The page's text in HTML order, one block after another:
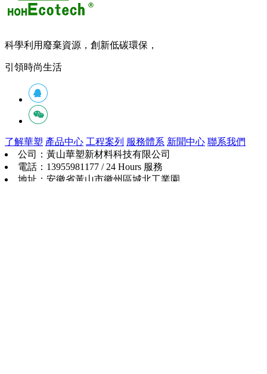
科學利用廢棄資源，創新低碳環保，
引領時尚生活
了解華塑 產品中心 工程案列 服務體系 新聞中心 聯系我們
公司：黃山華塑新材料科技有限公司
電話：13955981177 / 24 Hours 服務
地址：安徽省黃山市徽州區城北工業園